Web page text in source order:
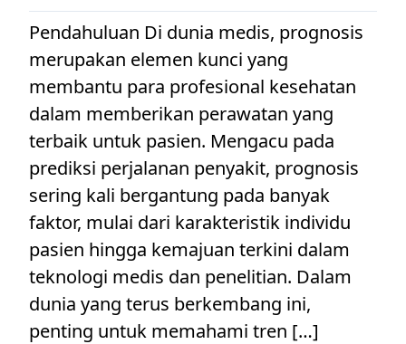
Pendahuluan Di dunia medis, prognosis
merupakan elemen kunci yang
membantu para profesional kesehatan
dalam memberikan perawatan yang
terbaik untuk pasien. Mengacu pada
prediksi perjalanan penyakit, prognosis
sering kali bergantung pada banyak
faktor, mulai dari karakteristik individu
pasien hingga kemajuan terkini dalam
teknologi medis dan penelitian. Dalam
dunia yang terus berkembang ini,
penting untuk memahami tren […]